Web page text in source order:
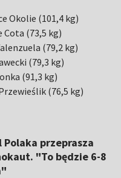
Okolie (101,4 kg)
Cota (73,5 kg)
(79,2 kg)
(79,3 kg)
(91,3 kg)
(76,5 kg)
Polaka przeprasza
"To będzie 6-8